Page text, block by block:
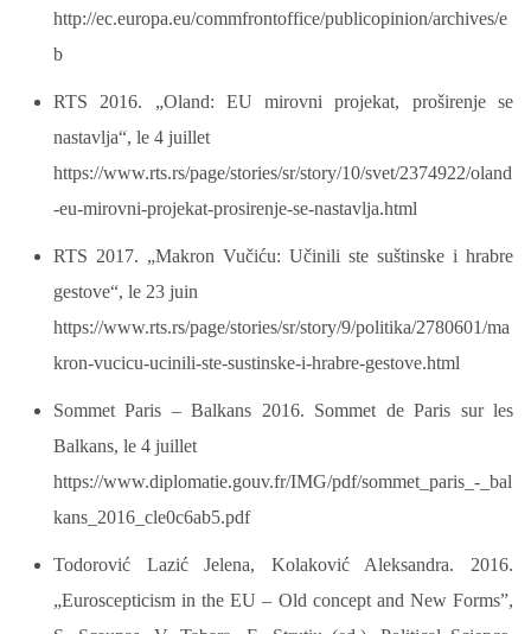
http://ec.europa.eu/commfrontoffice/publicopinion/archives/e
b
RTS 2016. „Oland: EU mirovni projekat, proširenje se
nastavlja“, le 4 juillet
https://www.rts.rs/page/stories/sr/story/10/svet/2374922/oland
-eu-mirovni-projekat-prosirenje-se-nastavlja.html
RTS 2017. „Makron Vučiću: Učinili ste suštinske i hrabre
gestove“, le 23 juin
https://www.rts.rs/page/stories/sr/story/9/politika/2780601/ma
kron-vucicu-ucinili-ste-sustinske-i-hrabre-gestove.html
Sommet Paris – Balkans 2016. Sommet de Paris sur les
Balkans, le 4 juillet
https://www.diplomatie.gouv.fr/IMG/pdf/sommet_paris_-_bal
kans_2016_cle0c6ab5.pdf
Todorović Lazić Jelena, Kolaković Aleksandra. 2016.
„Euroscepticism in the EU – Old concept and New Forms”,